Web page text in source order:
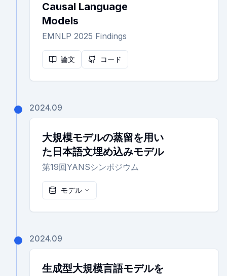
Causal Language
Models
EMNLP 2025 Findings
論文 コード
2024.09
大規模モデルの蒸留を用い
た日本語文埋め込みモデル
第19回YANSシンポジウム
モデル
2024.09
生成型大規模言語モデルを